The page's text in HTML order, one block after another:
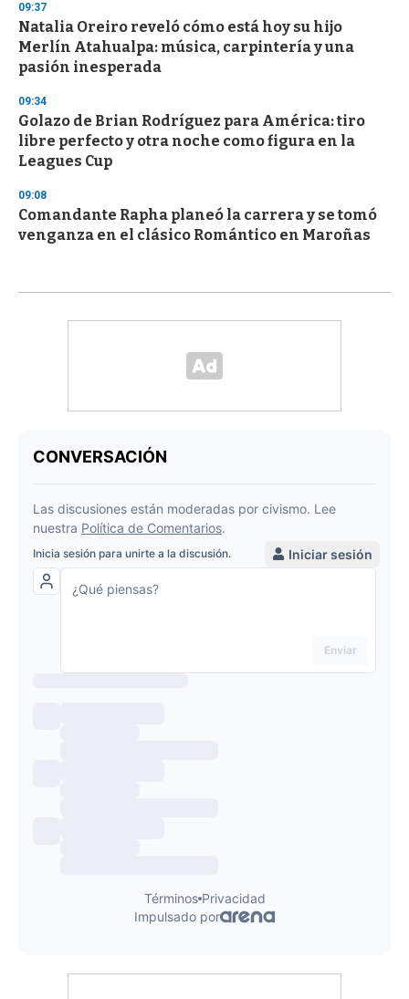
09:37
Natalia Oreiro reveló cómo está hoy su hijo
Merlín Atahualpa: música, carpintería y una
pasión inesperada
09:34
Golazo de Brian Rodríguez para América: tiro
libre perfecto y otra noche como figura en la
Leagues Cup
09:08
Comandante Rapha planeó la carrera y se tomó
venganza en el clásico Romántico en Maroñas